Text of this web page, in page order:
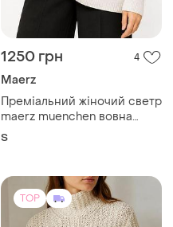
1250 грн 4
Maerz
Преміальний жіночий светр
maerz muenchen вовна
альпака льон s
S
TOP